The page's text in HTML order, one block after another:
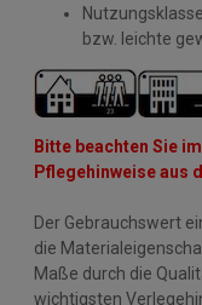
bzw. leichte
Bitte beachten Sie
Pflegehinweise aus
Der Gebrauchswert
die
Maße durch die
wichtigsten